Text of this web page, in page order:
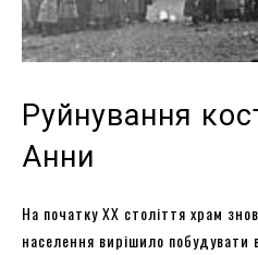
Руйнування
Анни
На початку ХХ століття храм
населення вирішило